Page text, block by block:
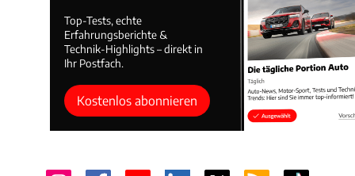
Top-Tests, echte
Erfahrungsberichte &
Technik-Highlights – direkt in
Ihr Postfach.
Kostenlos abonnieren